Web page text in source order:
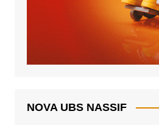
NOVA UBS NASSIF